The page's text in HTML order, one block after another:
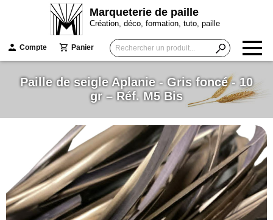
Marqueterie de paille
Création, déco, formation, tuto, paille
Compte Panier
Paille de seigle Aplanie - Gris foncé - 10
gr – Réf. M5 Bis